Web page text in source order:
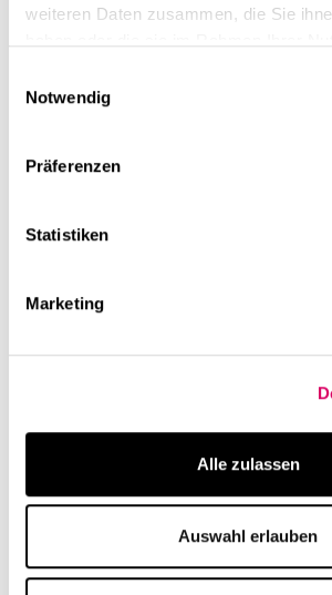
weiteren Daten zusammen, die Sie
Notwendig
Präferenzen
Statistiken
Marketing
Alle zulassen
Auswahl erlauben